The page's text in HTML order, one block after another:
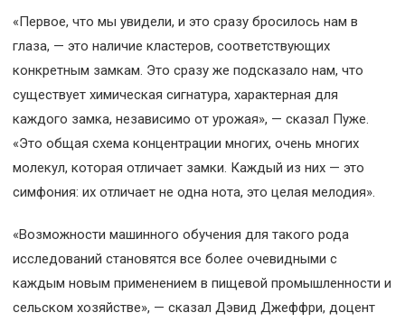
«Первое, что мы увидели, и это сразу бросилось нам в
глаза, — это наличие кластеров, соответствующих
конкретным замкам. Это сразу же подсказало нам, что
существует химическая сигнатура, характерная для
каждого замка, независимо от урожая», — сказал Пуже.
«Это общая схема концентрации многих, очень многих
молекул, которая отличает замки. Каждый из них — это
симфония: их отличает не одна нота, это целая мелодия».
«Возможности машинного обучения для такого рода
исследований становятся все более очевидными с
каждым новым применением в пищевой промышленности и
сельском хозяйстве», — сказал Дэвид Джеффри, доцент